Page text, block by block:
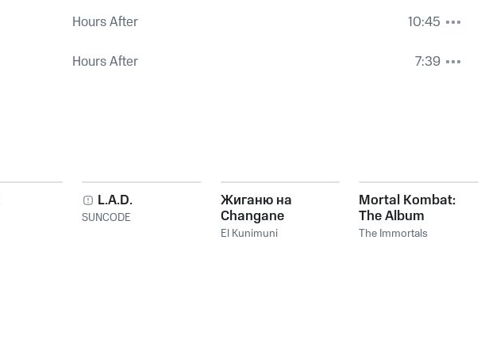
Hours After
10:45
Hours After 7:39
L.A.D.
SUNCODE
Жиганю на
Changane
El Kunimuni
Mortal Kombat:
The Album
The Immortals